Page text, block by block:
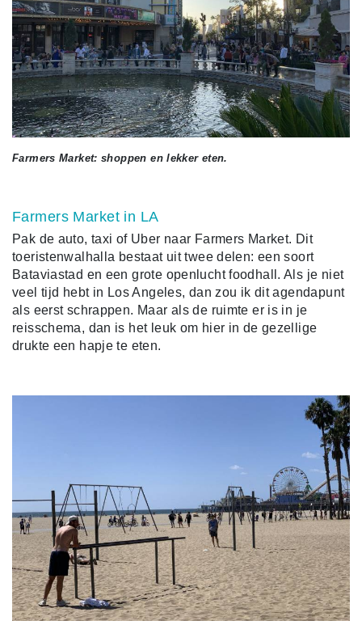
Farmers Market: shoppen en lekker eten.
Farmers Market in LA
Pak de auto, taxi of Uber naar Farmers Market. Dit
toeristenwalhalla bestaat uit twee delen: een soort
Bataviastad en een grote openlucht foodhall. Als je niet
veel tijd hebt in Los Angeles, dan zou ik dit agendapunt
als eerst schrappen. Maar als de ruimte er is in je
reisschema, dan is het leuk om hier in de gezellige
drukte een hapje te eten.